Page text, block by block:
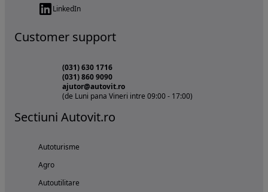
LinkedIn
Customer support
(031) 630 1716
(031) 860 9090
ajutor@autovit.ro
(de Luni pana Vineri intre 09:00 - 17:00)
Sectiuni Autovit.ro
Autoturisme
Agro
Autoutilitare